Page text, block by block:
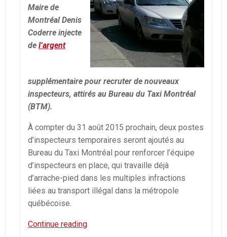
Maire de
Montréal Denis
Coderre injecte
de l’argent
supplémentaire pour recruter de nouveaux
inspecteurs, attirés au Bureau du Taxi Montréal
(BTM).
À compter du 31 août 2015 prochain, deux postes
d’inspecteurs temporaires seront ajoutés au
Bureau du Taxi Montréal pour renforcer l’équipe
d’inspecteurs en place, qui travaille déjà
d’arrache-pied dans les multiples infractions
liées au transport illégal dans la métropole
québécoise.
Continue readingDes